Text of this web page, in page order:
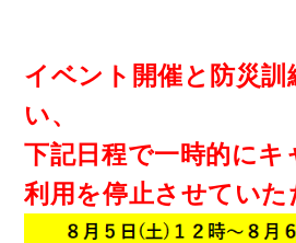
イベント開催と防災訓
い、
下記日程で一時的にキ
利用を停止させていた